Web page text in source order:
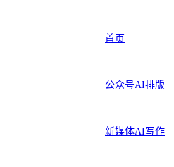
首页
公众号AI排版
新媒体AI写作